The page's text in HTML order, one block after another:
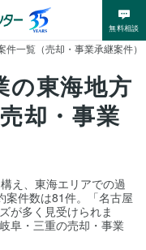
無料相談
件一覧（売却・事業承継案件）
の東海地方
却・事業
え、東海エリアでの過
案件数は81件。「名古屋
が多く見受けられま
阜・三重の売却・事業